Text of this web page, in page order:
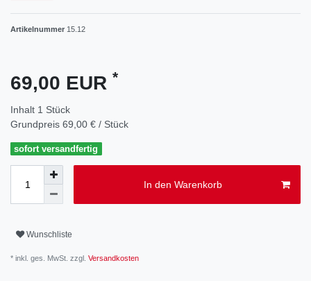
Artikelnummer 15.12
69,00 EUR *
Inhalt 1 Stück
Grundpreis 69,00 € / Stück
sofort versandfertig
In den Warenkorb
Wunschliste
* inkl. ges. MwSt. zzgl. Versandkosten